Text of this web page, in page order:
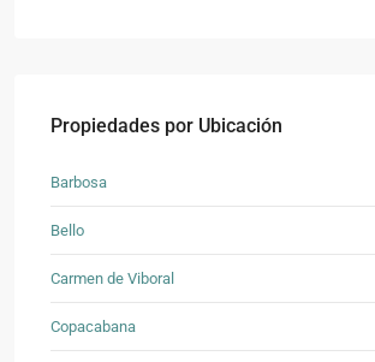
Propiedades por Ubicación
Barbosa
Bello
Carmen de Viboral
Copacabana